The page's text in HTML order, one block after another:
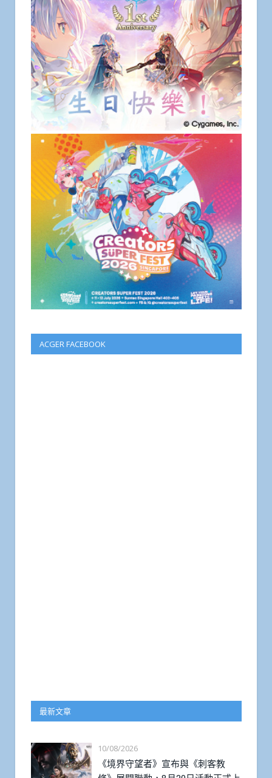
ACGER FACEBOOK
最新文章
10/08/2026
《境界守望者》宣布與《刺客教